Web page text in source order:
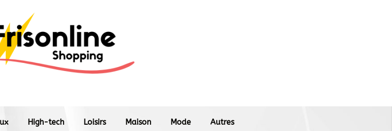
High-tech Loisirs Maison Mode Autres